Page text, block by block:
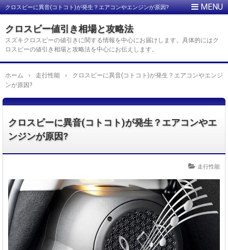
クロスビーに異音(コトコト)が発生？エアコンやエンジンが原因?
クロスビー値引き相場と攻略法
スズキクロスビーの値引きに関する情報を中心にお届けします。具体的にはク
ロスビーの値引き相場と攻略法を中心にお伝えします。
ホーム › 走行性能 ›
クロスビーに異音(コトコト)が発生？エアコンやエンジ
ンが原因?
クロスビーに異音(コトコト)が発生？エアコンやエ
ンジンが原因?
走行性能